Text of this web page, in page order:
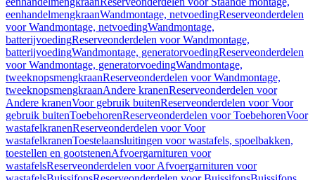
eenhandelmengkraanWandmontage, netvoedingReserveonderdelen
voor Wandmontage, netvoedingWandmontage,
batterijvoedingReserveonderdelen voor Wandmontage,
batterijvoedingWandmontage, generatorvoedingReserveonderdelen
voor Wandmontage, generatorvoedingWandmontage,
tweeknopsmengkraanReserveonderdelen voor Wandmontage,
tweeknopsmengkraanAndere kranenReserveonderdelen voor
Andere kranenVoor gebruik buitenReserveonderdelen voor Voor
gebruik buitenToebehorenReserveonderdelen voor ToebehorenVoor
wastafelkranenReserveonderdelen voor Voor
wastafelkranenToestelaansluitingen voor wastafels, spoelbakken,
toestellen en gootstenenAfvoergarnituren voor
wastafelsReserveonderdelen voor Afvoergarnituren voor